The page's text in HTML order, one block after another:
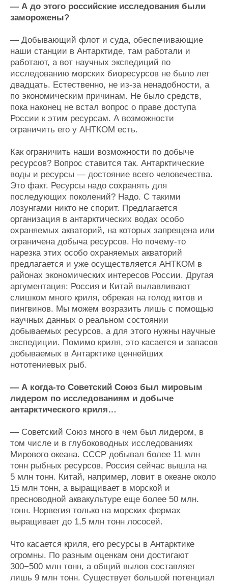
— А до этого российские исследования были
заморожены?
— Добывающий флот и суда, обеспечивающие
наши станции в Антарктиде, там работали и
работают, а вот научных экспедиций по
исследованию морских биоресурсов не было лет
двадцать. Естественно, не из-за ненадобности, а
по экономическим причинам. Не было средств,
пока наконец не встал вопрос о праве доступа
России к этим ресурсам. А возможности
ограничить его у АНТКОМ есть.
Как ограничить наши возможности по добыче
ресурсов? Вопрос ставится так. Антарктические
воды и ресурсы — достояние всего человечества.
Это факт. Ресурсы надо сохранять для
последующих поколений? Надо. С такими
лозунгами никто не спорит. Предлагается
организация в антарктических водах особо
охраняемых акваторий, на которых запрещена или
ограничена добыча ресурсов. Но почему-то
нарезка этих особо охраняемых акваторий
предлагается и уже осуществляется АНТКОМ в
районах экономических интересов России. Другая
аргументация: Россия и Китай вылавливают
слишком много криля, обрекая на голод китов и
пингвинов. Мы можем возразить лишь с помощью
научных данных о реальном состоянии
добываемых ресурсов, а для этого нужны научные
экспедиции. Помимо криля, это касается и запасов
добываемых в Антарктике ценнейших
нототениевых рыб.
— А когда-то Советский Союз был мировым
лидером по исследованиям и добыче
антарктического криля…
— Советский Союз много в чем был лидером, в
том числе и в глубоководных исследованиях
Мирового океана. СССР добывал более 11 млн
тонн рыбных ресурсов, Россия сейчас вышла на
5 млн тонн. Китай, например, ловит в океане около
15 млн тонн, а выращивает в морской и
пресноводной аквакультуре еще более 50 млн.
тонн. Норвегия только на морских фермах
выращивает до 1,5 млн тонн лососей.
Что касается криля, его ресурсы в Антарктике
огромны. По разным оценкам они достигают
300−500 млн тонн, а общий вылов составляет
лишь 9 млн тонн. Существует большой потенциал